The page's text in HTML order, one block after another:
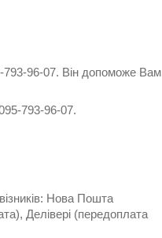
793-96-07. Він допоможе Вам
793-96-07.
Нова Пошта
Делівері (передоплата